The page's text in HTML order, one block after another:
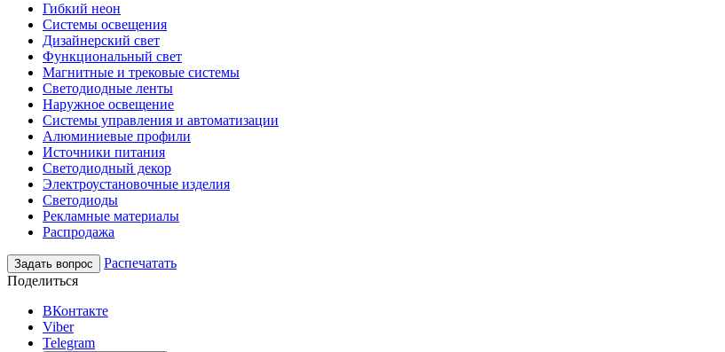
Гибкий неон
Системы освещения
Дизайнерский свет
Функциональный свет
Магнитные и трековые системы
Светодиодные ленты
Наружное освещение
Системы управления и автоматизации
Алюминиевые профили
Источники питания
Светодиодный декор
Электроустановочные изделия
Светодиоды
Рекламные материалы
Распродажа
Задать вопрос
Распечатать
Поделиться
ВКонтакте
Viber
Telegram